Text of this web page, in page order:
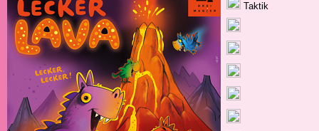
Taktik